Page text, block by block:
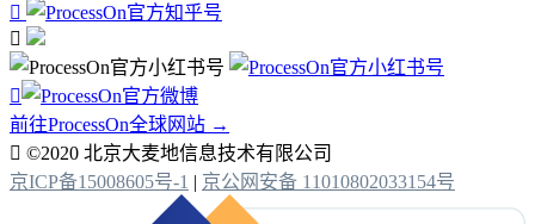



前往ProcessOn全球网站 →
 ©2020 北京大麦地信息技术有限公司
京ICP备15008605号-1 | 京公网安备 11010802033154号